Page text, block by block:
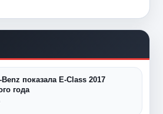
Benz показала E-Class 2017
года